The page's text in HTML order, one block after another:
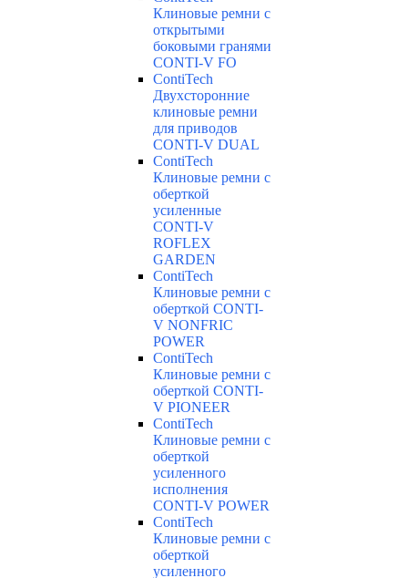
Клиновые ремни с
открытыми
боковыми гранями
CONTI-V FO
ContiTech
Двухсторонние
клиновые ремни
для приводов
CONTI-V DUAL
ContiTech
Клиновые ремни с
оберткой
усиленные
CONTI-V
ROFLEX
GARDEN
ContiTech
Клиновые ремни с
оберткой CONTI-
V NONFRIC
POWER
ContiTech
Клиновые ремни с
оберткой CONTI-
V PIONEER
ContiTech
Клиновые ремни с
оберткой
усиленного
исполнения
CONTI-V POWER
ContiTech
Клиновые ремни с
оберткой
усиленного